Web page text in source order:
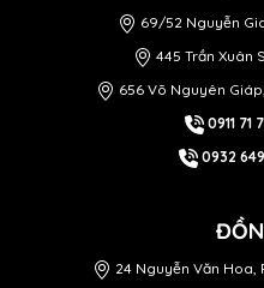
69/52 Nguyễn Gia
445 Trần Xuân
656 Võ Nguyên
0911 71
0932
24 Nguyễn Văn Hoa,